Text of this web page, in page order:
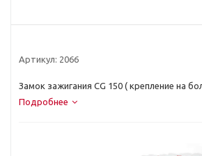
Артикул: 2066
Замок зажигания CG 150 ( крепление на
Подробнее